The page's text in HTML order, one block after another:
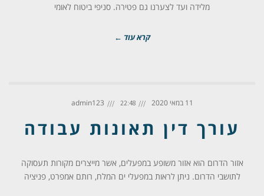
מלידה ועד לצערנו גם פטירה. סניפי ביטוח לאומי
קרא עוד ←
11 במאי 2020 22:48
admin123
עורך דין תאונות עבודה
אזור הדרום הוא אזור משופע במפעלים, אשר מייצרים מקורות תעסוקה
לתושבי הדרום. ניתן לראות במפעלי ים המלח, רותם אמפרט, פניציה